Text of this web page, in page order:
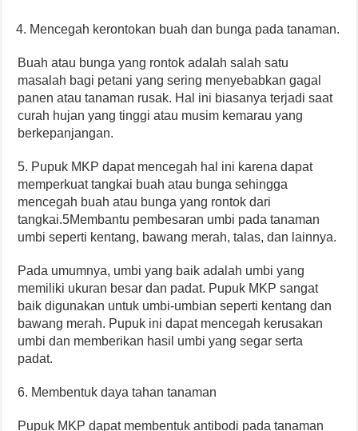
Mencegah kerontokan buah dan bunga pada tanaman.
Buah atau bunga yang rontok adalah salah satu
masalah bagi petani yang sering menyebabkan gagal
panen atau tanaman rusak. Hal ini biasanya terjadi saat
curah hujan yang tinggi atau musim kemarau yang
berkepanjangan.
5. Pupuk MKP dapat mencegah hal ini karena dapat
memperkuat tangkai buah atau bunga sehingga
mencegah buah atau bunga yang rontok dari
tangkai.5Membantu pembesaran umbi pada tanaman
umbi seperti kentang, bawang merah, talas, dan lainnya.
Pada umumnya, umbi yang baik adalah umbi yang
memiliki ukuran besar dan padat. Pupuk MKP sangat
baik digunakan untuk umbi-umbian seperti kentang dan
bawang merah. Pupuk ini dapat mencegah kerusakan
umbi dan memberikan hasil umbi yang segar serta
padat.
6. Membentuk daya tahan tanaman
Pupuk MKP dapat membentuk antibodi pada tanaman